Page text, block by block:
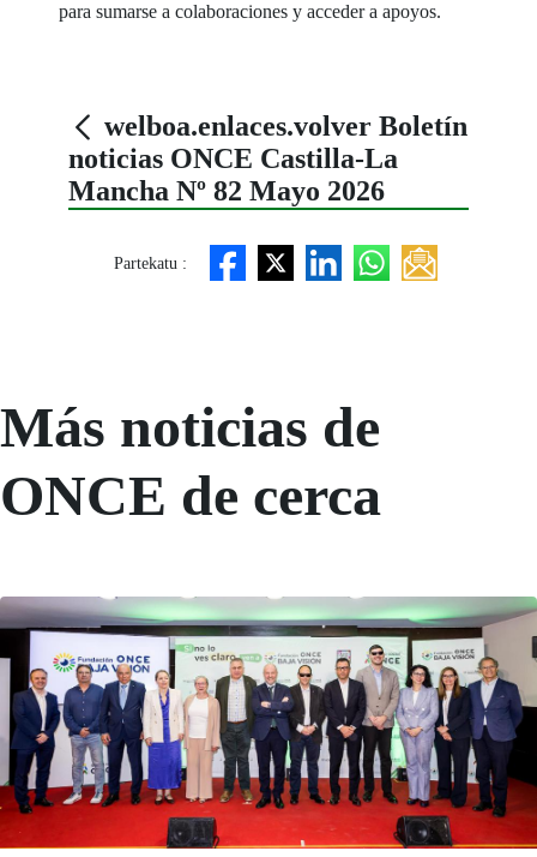
para sumarse a colaboraciones y acceder a apoyos.
welboa.enlaces.volver Boletín
noticias ONCE Castilla-La
Mancha Nº 82 Mayo 2026
Partekatu :
Más noticias de
ONCE de cerca